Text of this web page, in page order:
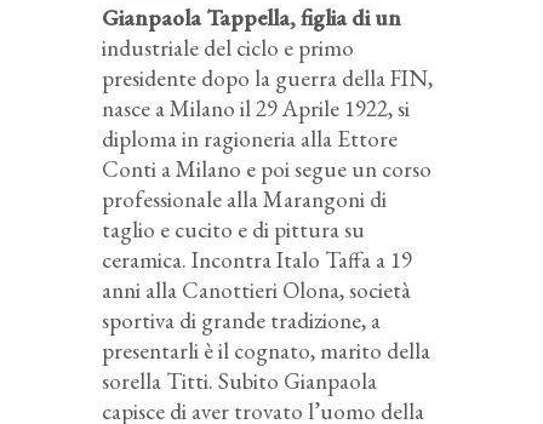
Gianpaola Tappella, figlia di un
industriale del ciclo e primo
presidente dopo la guerra della FIN,
nasce a Milano il 29 Aprile 1922, si
diploma in ragioneria alla Ettore
Conti a Milano e poi segue un corso
professionale alla Marangoni di
taglio e cucito e di pittura su
ceramica. Incontra Italo Taffa a 19
anni alla Canottieri Olona, società
sportiva di grande tradizione, a
presentarli è il cognato, marito della
sorella Titti. Subito Gianpaola
capisce di aver trovato l’uomo della